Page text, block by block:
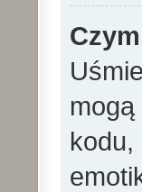
kodu,